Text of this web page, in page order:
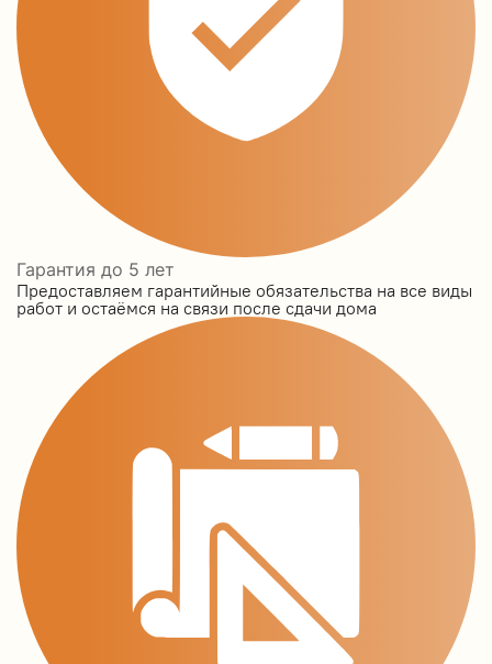
Гарантия до 5 лет
Предоставляем гарантийные обязательства на все виды
работ и остаёмся на связи после сдачи дома